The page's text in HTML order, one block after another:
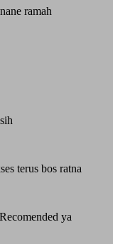
ramah
terus bos ratna
ya